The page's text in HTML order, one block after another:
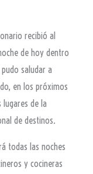
recibió al
de hoy dentro
saludar a
en los próximos
de la
de destinos.
todas las noches
y cocineras